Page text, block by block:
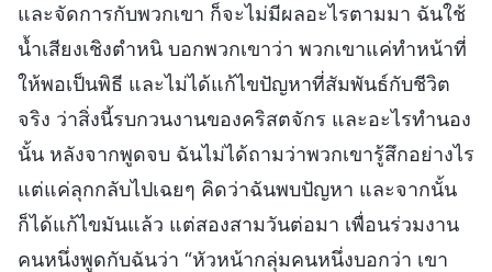
และจัดการกับพวกเขา ก็จะไม่มีผลอะไรตามมา ฉันใช้
น้ำเสียงเชิงตำหนิ บอกพวกเขาว่า พวกเขาแค่ทำหน้าที่
ให้พอเป็นพิธี และไม่ได้แก้ไขปัญหาที่สัมพันธ์กับชีวิต
จริง ว่าสิ่งนี้รบกวนงานของคริสตจักร และอะไรทำนอง
นั้น หลังจากพูดจบ ฉันไม่ได้ถามว่าพวกเขารู้สึกอย่างไร
แต่แค่ลุกกลับไปเฉยๆ คิดว่าฉันพบปัญหา และจากนั้น
ก็ได้แก้ไขมันแล้ว แต่สองสามวันต่อมา เพื่อนร่วมงาน
คนหนึ่งพูดกับฉันว่า “หัวหน้ากลุ่มคนหนึ่งบอกว่า เขา